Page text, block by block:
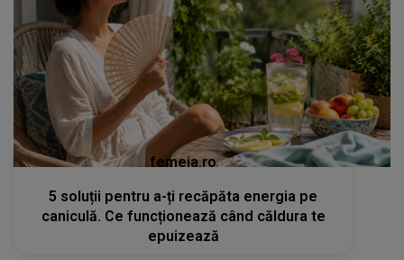
femeia.ro
5 soluții pentru a-ți recăpăta energia pe
caniculă. Ce funcționează când căldura te
epuizează